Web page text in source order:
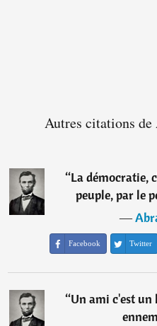
Autres citations
“La démocratie,
peuple, par le
―
Facebook Twitter
“Un ami c'est un